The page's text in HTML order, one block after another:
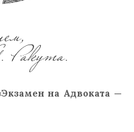
на Адвоката —